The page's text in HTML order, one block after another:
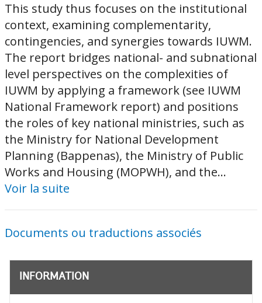
This study thus focuses on the institutional
context, examining complementarity,
contingencies, and synergies towards IUWM.
The report bridges national- and subnational
level perspectives on the complexities of
IUWM by applying a framework (see IUWM
National Framework report) and positions
the roles of key national ministries, such as
the Ministry for National Development
Planning (Bappenas), the Ministry of Public
Works and Housing (MOPWH), and the...
Voir la suite
Documents ou traductions associés
INFORMATION